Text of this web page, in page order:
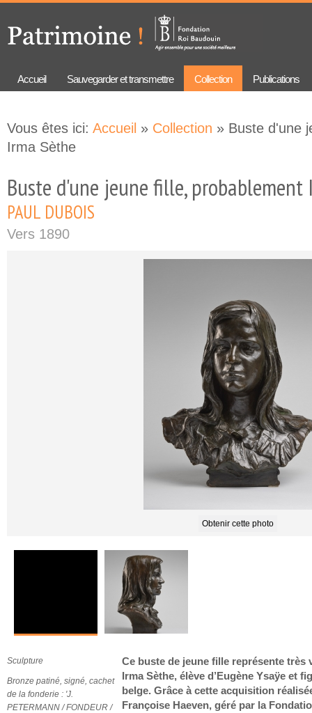
principal
Accueil Sauvegarder et transmettre Collection Publications
Vous êtes ici: Accueil » Collection » Buste d'une
Irma Sèthe
Buste d'une jeune fille, probablement
PAUL DUBOIS
Vers 1890
Obtenir cette photo
Ce buste de jeune fille représente
Irma Sèthe, élève d’Eugène Ysaÿe et
belge. Grâce à cette acquisition
Françoise Haeven, géré par la
Sculpture
Bronze patiné, signé, cachet
de la fonderie : 'J.
PETERMANN / FONDEUR /